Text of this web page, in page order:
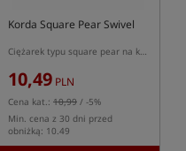
Korda Square Pear Swivel
Ciężarek typu square pear na krętliku
10,49 PLN
Cena kat.: 10,99 / -5%
Min. cena z 30 dni przed
obniżką: 10.49